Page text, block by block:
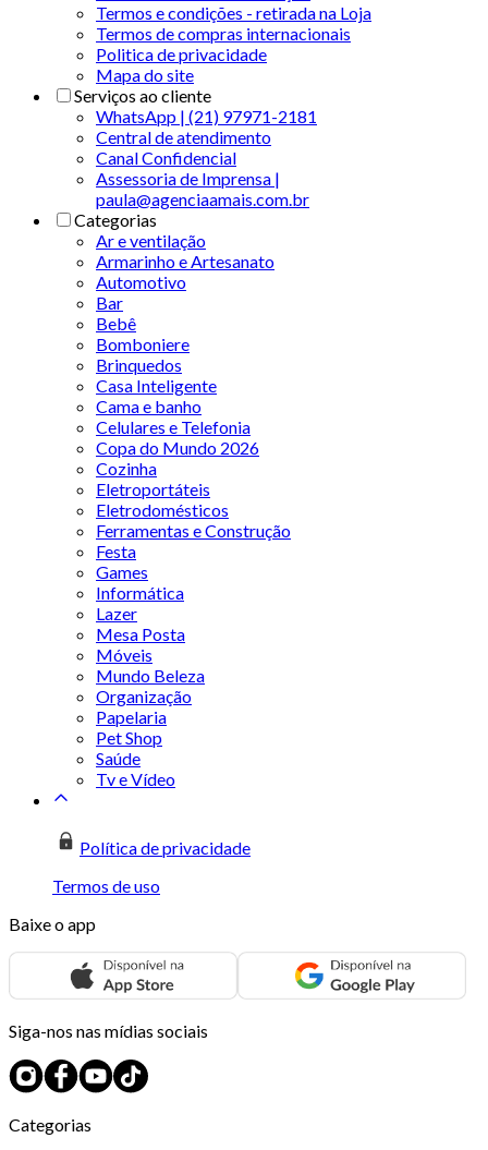
Termos e condições - retirada na Loja
Termos de compras internacionais
Politica de privacidade
Mapa do site
Serviços ao cliente
WhatsApp | (21) 97971-2181
Central de atendimento
Canal Confidencial
Assessoria de Imprensa |
paula@agenciaamais.com.br
Categorias
Ar e ventilação
Armarinho e Artesanato
Automotivo
Bar
Bebê
Bomboniere
Brinquedos
Casa Inteligente
Cama e banho
Celulares e Telefonia
Copa do Mundo 2026
Cozinha
Eletroportáteis
Eletrodomésticos
Ferramentas e Construção
Festa
Games
Informática
Lazer
Mesa Posta
Móveis
Mundo Beleza
Organização
Papelaria
Pet Shop
Saúde
Tv e Vídeo
Política de privacidade
Termos de uso
Baixe o app
Siga-nos nas mídias sociais
Categorias